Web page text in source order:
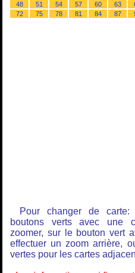
48
51 54 57 60 63
72
75 78 81 84 87
Pour changer de
boutons verts avec une
zoomer, sur le bouton vert
effectuer un zoom arrière,
vertes pour les cartes